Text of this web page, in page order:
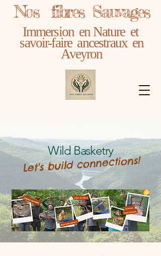
Nos fibres Sauvages
Immersion en Nature et
savoir-faire ancestraux en
Aveyron
Wild Basketry
Let's build connections!